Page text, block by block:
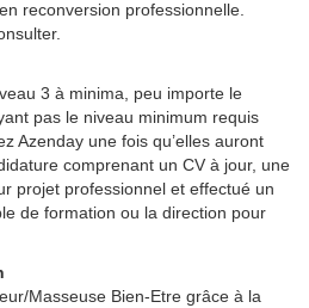
reconversion professionnelle.
3 à minima, peu importe le
pas le niveau minimum requis
Azenday une fois qu’elles auront
comprenant un CV à jour, une
projet professionnel et effectué un
de formation ou la direction pour
Masseuse Bien-Etre grâce à la